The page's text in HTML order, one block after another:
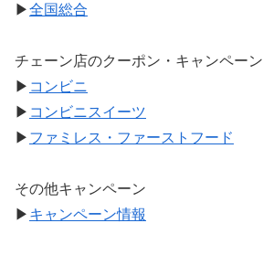
▶全国総合
チェーン店のクーポン・キャンペーン
▶ コンビニ
▶ コンビニスイーツ
▶ ファミレス・ファーストフード
その他キャンペーン
▶ キャンペーン情報